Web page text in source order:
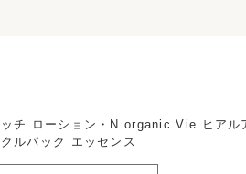
チ ローション・N organic Vie ヒアル
ルパック エッセンス